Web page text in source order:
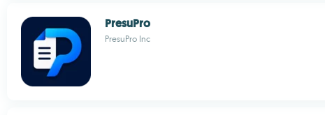
PresuPro
PresuPro Inc